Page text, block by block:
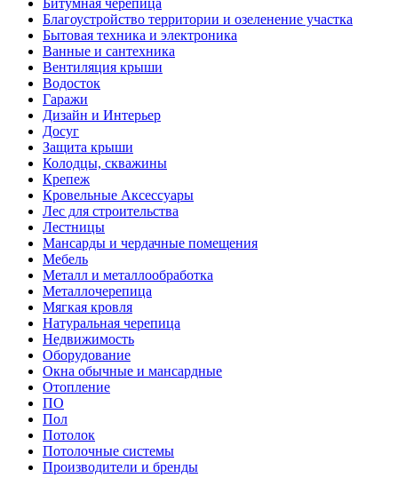
Битумная черепица
Благоустройство территории и озеленение участка
Бытовая техника и электроника
Ванные и сантехника
Вентиляция крыши
Водосток
Гаражи
Дизайн и Интерьер
Досуг
Защита крыши
Колодцы, скважины
Крепеж
Кровельные Аксессуары
Лес для строительства
Лестницы
Мансарды и чердачные помещения
Мебель
Металл и металлообработка
Металлочерепица
Мягкая кровля
Натуральная черепица
Недвижимость
Оборудование
Окна обычные и мансардные
Отопление
ПО
Пол
Потолок
Потолочные системы
Производители и бренды